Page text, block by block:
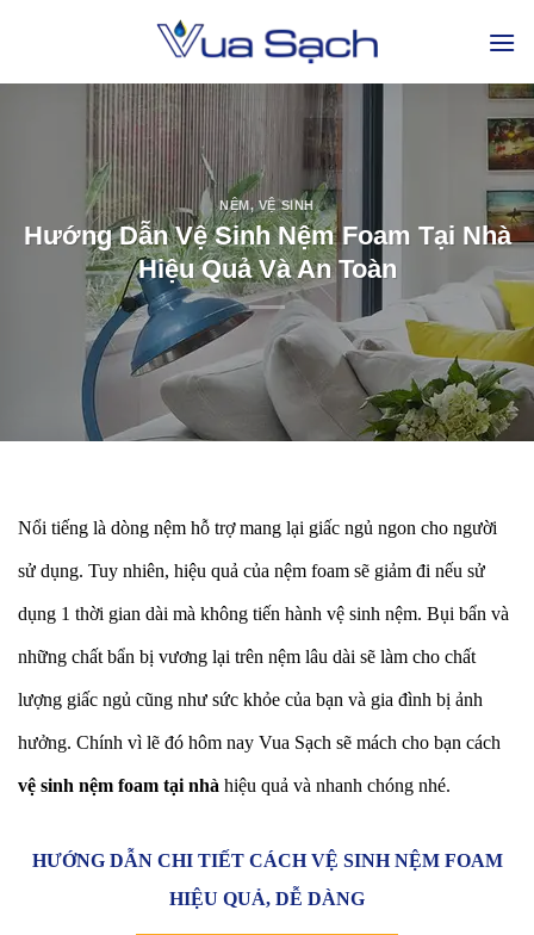
NỆM,VỆ SINH
Hướng Dẫn Vệ Sinh Nệm Foam Tại Nhà
Hiệu Quả Và An Toàn
Nổi tiếng là dòng nệm hỗ trợ mang lại giấc ngủ ngon cho người
sử dụng. Tuy nhiên, hiệu quả của nệm foam sẽ giảm đi nếu sử
dụng 1 thời gian dài mà không tiến hành vệ sinh nệm. Bụi bẩn và
những chất bẩn bị vương lại trên nệm lâu dài sẽ làm cho chất
lượng giấc ngủ cũng như sức khỏe của bạn và gia đình bị ảnh
hưởng. Chính vì lẽ đó hôm nay Vua Sạch sẽ mách cho bạn cách
vệ sinh nệm foam tại nhà hiệu quả và nhanh chóng nhé.
HƯỚNG DẪN CHI TIẾT CÁCH VỆ SINH NỆM FOAM
HIỆU QUẢ, DỄ DÀNG